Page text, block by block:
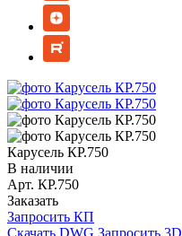
Карусель КР.750
В наличии
Арт. КР.750
Заказать
Запросить КП
Скачать DWG Запросить 3D